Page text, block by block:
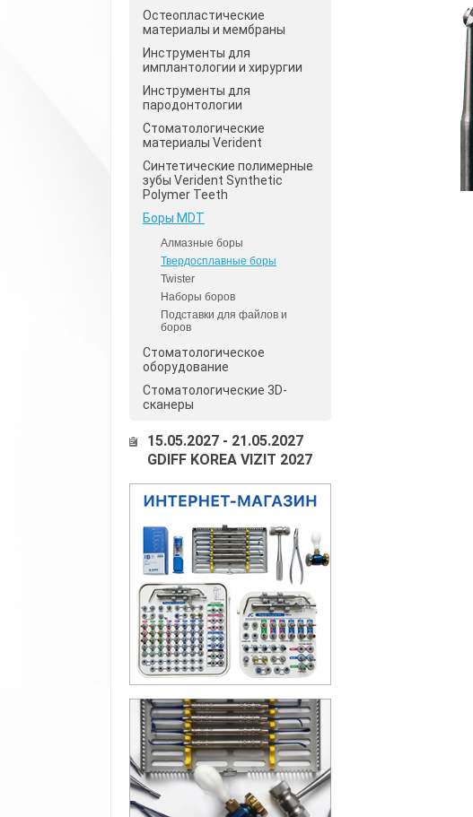
Остеопластические
материалы и мембраны
Инструменты для
имплантологии и хирургии
Инструменты для
пародонтологии
Стоматологические
материалы Verident
Синтетические полимерные
зубы Verident Synthetic
Polymer Teeth
Боры MDT
Алмазные боры
Твердосплавные боры
Twister
Наборы боров
Подставки для файлов и
боров
Стоматологическое
оборудование
Стоматологические 3D-
сканеры
15.05.2027 - 21.05.2027
GDIFF KOREA VIZIT 2027